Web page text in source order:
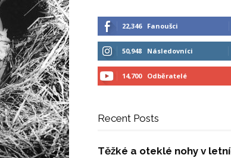
22,346 Fanoušci
50,948 Následovníci
14,700 Odběratelé
Recent Posts
Těžké a oteklé nohy v